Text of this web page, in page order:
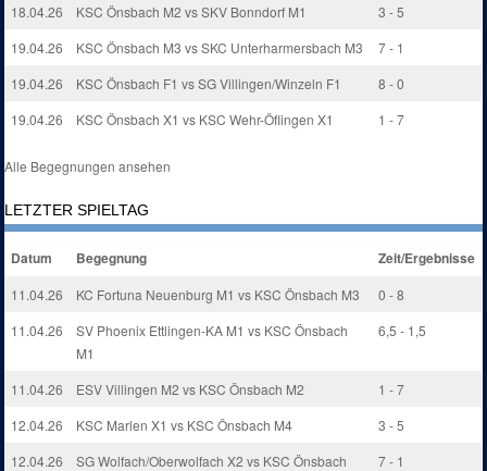
18.04.26 KSC Önsbach M2 vs SKV Bonndorf M1
3 - 5
19.04.26
KSC Önsbach M3 vs SKC Unterharmersbach M3
7 - 1
19.04.26
KSC Önsbach F1 vs SG Villingen/Winzeln F1
8 - 0
19.04.26
KSC Önsbach X1 vs KSC Wehr-Öflingen X1 1 - 7
Alle Begegnungen ansehen
LETZTER SPIELTAG
Datum Begegnung Zeit/Ergebnisse
11.04.26 KC Fortuna Neuenburg M1 vs KSC Önsbach M3
0 - 8
11.04.26
SV Phoenix Ettlingen-KA M1 vs KSC Önsbach
M1
6,5 - 1,5
11.04.26 ESV Villingen M2 vs KSC Önsbach M2
1 - 7
12.04.26
KSC Marlen X1 vs KSC Önsbach M4
3 - 5
12.04.26
SG Wolfach/Oberwolfach X2 vs KSC Önsbach
7 - 1